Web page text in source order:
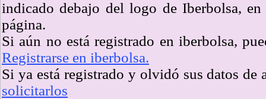
indicado debajo del logo de Iberbolsa, en
página.
Si aún no está registrado en iberbolsa,
Registrarse en iberbolsa.
Si ya está registrado y olvidó sus datos de
solicitarlos